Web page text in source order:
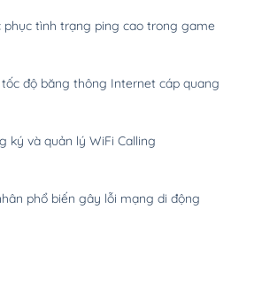
phục tình trạng ping cao trong game
tốc độ băng thông Internet cáp quang
ký và quản lý WiFi Calling
phổ biến gây lỗi mạng di động